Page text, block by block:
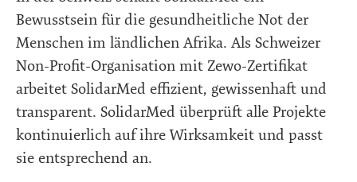
Bewusstsein für die gesundheitliche Not der
Menschen im ländlichen Afrika. Als Schweizer
Non-Profit-Organisation mit Zewo-Zertifikat
arbeitet SolidarMed effizient, gewissenhaft und
transparent. SolidarMed überprüft alle Projekte
kontinuierlich auf ihre Wirksamkeit und passt
sie entsprechend an.